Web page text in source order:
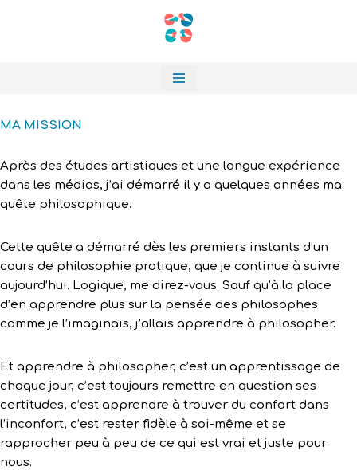
MA MISSION
Après des études artistiques et une longue expérience
dans les médias, j’ai démarré il y a quelques années ma
quête philosophique.
Cette quête a démarré dès les premiers instants d’un
cours de philosophie pratique, que je continue à suivre
aujourd’hui. Logique, me direz-vous. Sauf qu’à la place
d’en apprendre plus sur la pensée des philosophes
comme je l’imaginais, j’allais apprendre à philosopher.
Et apprendre à philosopher, c’est un apprentissage de
chaque jour, c’est toujours remettre en question ses
certitudes, c’est apprendre à trouver du confort dans
l’inconfort, c’est rester fidèle à soi-même et se
rapprocher peu à peu de ce qui est vrai et juste pour
nous.